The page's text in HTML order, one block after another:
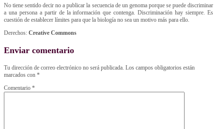
No tiene sentido decir no a publicar la secuencia de un genoma porque se puede discriminar
a una persona a partir de la información que contenga. Discriminación hay siempre. Es
cuestión de establecer límites para que la biología no sea un motivo más para ello.
Derechos: Creative Commons
Enviar comentario
Tu dirección de correo electrónico no será publicada. Los campos obligatorios están
marcados con *
Comentario *